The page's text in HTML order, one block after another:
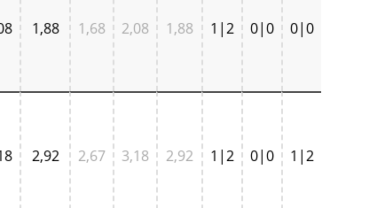
1,88 1,68 2,08 1,88 1|2 0|0 0|0
2,92 2,67 3,18 2,92 1|2 0|0 1|2